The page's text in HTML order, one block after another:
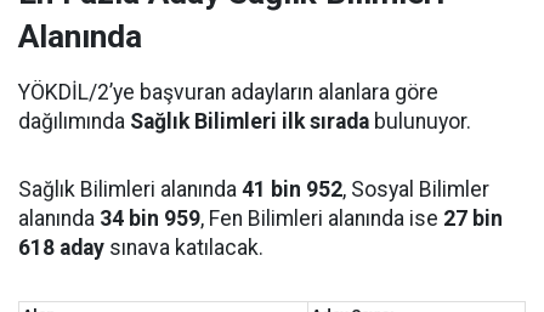
Alanında
YÖKDİL/2’ye başvuran adayların alanlara göre
dağılımında Sağlık Bilimleri ilk sırada bulunuyor.
Sağlık Bilimleri alanında 41 bin 952, Sosyal Bilimler
alanında 34 bin 959, Fen Bilimleri alanında ise 27 bin
618 aday sınava katılacak.